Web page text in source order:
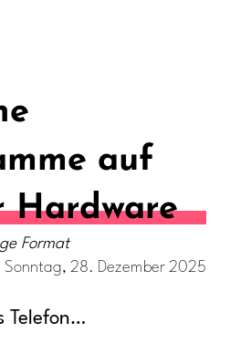
auf
Hardware
Format
Sonntag, 28. Dezember 2025
Telefon…